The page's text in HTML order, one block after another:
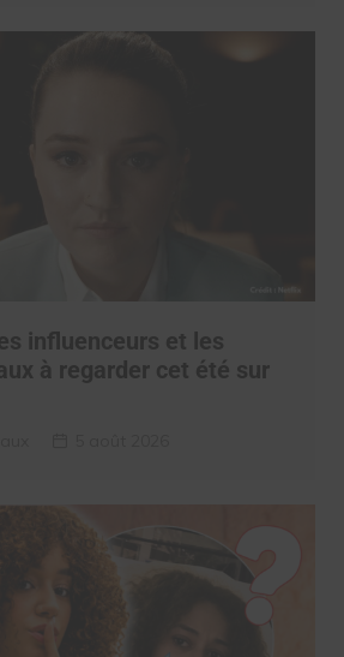
influenceurs et les
à regarder cet été sur